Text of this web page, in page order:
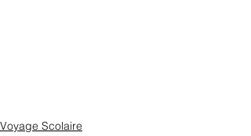
Voyage Scolaire